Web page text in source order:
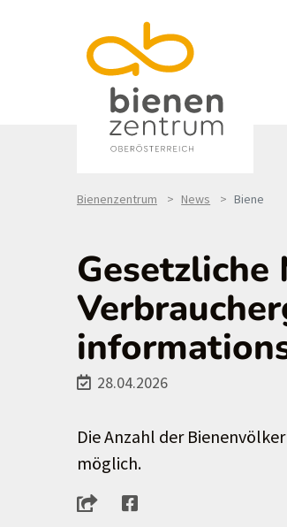
Bienenzentrum News Biene
28.04.2026
Die Anzahl der
möglich.